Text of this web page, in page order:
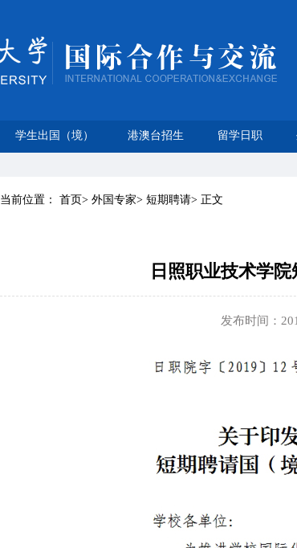
学生出国（境） 港澳台招生 留学日职
当前位置： 首页> 外国专家> 短期聘请> 正文
日照职业技术学
发布时间：